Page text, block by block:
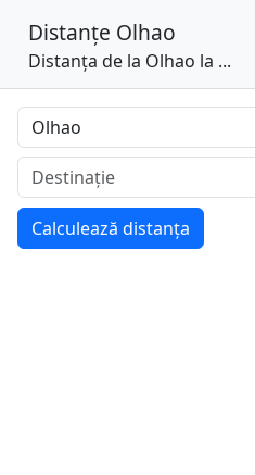
Distanțe Olhao
Distanța de la Olhao la ...
Calculează distanța